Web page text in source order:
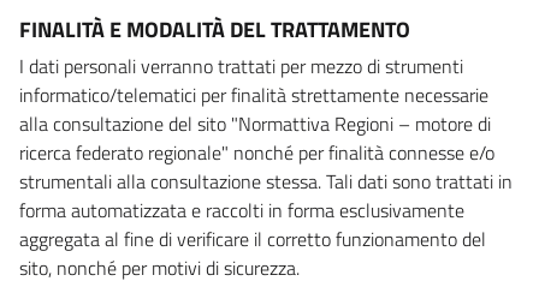
FINALITÀ E MODALITÀ DEL TRATTAMENTO
I dati personali verranno trattati per mezzo di strumenti
informatico/telematici per finalità strettamente necessarie
alla consultazione del sito "Normattiva Regioni – motore di
ricerca federato regionale" nonché per finalità connesse e/o
strumentali alla consultazione stessa. Tali dati sono trattati in
forma automatizzata e raccolti in forma esclusivamente
aggregata al fine di verificare il corretto funzionamento del
sito, nonché per motivi di sicurezza.